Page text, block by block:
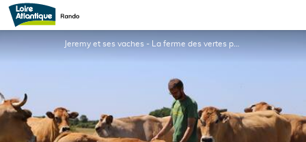
La Ferme des Vertes Prairies